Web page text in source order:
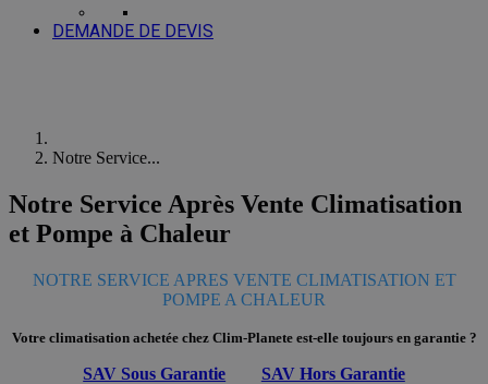
DEMANDE DE DEVIS
Notre Service...
Notre Service Après Vente Climatisation
et Pompe à Chaleur
NOTRE SERVICE APRES VENTE CLIMATISATION ET
POMPE A CHALEUR
Votre climatisation achetée chez Clim-Planete est-elle toujours en garantie ?
SAV Sous Garantie SAV Hors Garantie